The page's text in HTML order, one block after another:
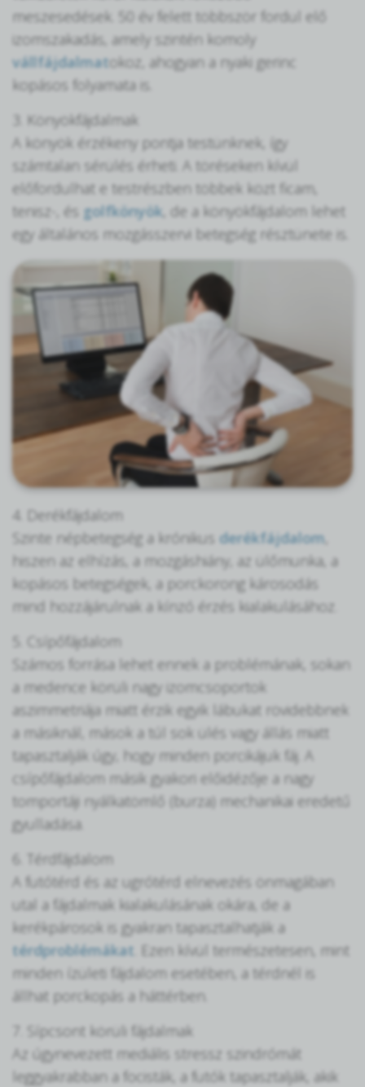
meszesedések. 50 év felett többször fordul elő
izomszakadás, amely szintén komoly
vállfájdalmat okoz, ahogyan a nyaki gerinc
kopásos folyamata is.
3. Könyökfájdalmak
A könyök érzékeny pontja testünknek, így
számtalan sérülés érheti. A töréseken kívül
előfordulhat e testrészben többek közt ficam,
tenisz-, és golfkönyök , de a könyökfájdalom lehet
egy általános mozgásszervi betegség résztünete is.
4. Derékfájdalom
Szinte népbetegség a krónikus derékfájdalom
hiszen az elhízás, a mozgáshiány, az ülőmunka, a
kopásos betegségek, a porckorong károsodás
mind hozzájárulnak a kínzó érzés kialakulásához.
5. Csípőfájdalom
Számos forrása lehet ennek a problémának, sokan
a medence körüli nagy izomcsoportok
aszimmetriája miatt érzik egyik lábukat rövidebbnek
a másiknál, mások a túl sok ülés vagy állás miatt
tapasztalják úgy, hogy minden porcikájuk fáj. A
csípőfájdalom másik gyakori előidézője a nagy
tomportáji nyálkatömlő (burza) mechanikai eredetű
gyulladása.
6. Térdfájdalom
A futótérd és az ugrótérd elnevezés önmagában
utal a fájdalmak kialakulásának okára, de a
kerékpárosok is gyakran tapasztalhatják a
térdproblémákat . Ezen kívül természetesen, mint
minden ízületi fájdalom esetében, a térdnél is
állhat porckopás a háttérben.
7. Sípcsont körüli fájdalmak
Az úgynevezett mediális stressz szindrómát
leggyakrabban a focisták, a futók tapasztalják, akik